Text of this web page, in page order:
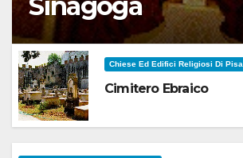
Chiese Ed Edifici Religiosi Di Pisa
Cimitero Ebraico